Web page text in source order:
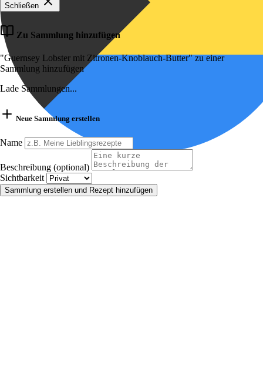
Schließen
Zu Sammlung hinzufügen
"Guernsey Lobster mit Zitronen-Knoblauch-Butter" zu einer
Sammlung hinzufügen
Lade Sammlungen...
Neue Sammlung erstellen
Name
Beschreibung (optional)
Sichtbarkeit
Sammlung erstellen und Rezept hinzufügen